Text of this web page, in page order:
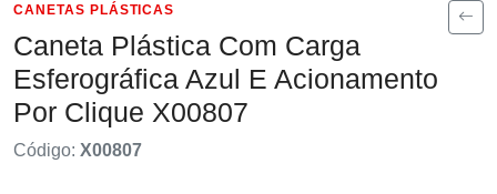
CANETAS PLÁSTICAS
Caneta Plástica Com Carga
Esferográfica Azul E Acionamento
Por Clique X00807
Código: X00807